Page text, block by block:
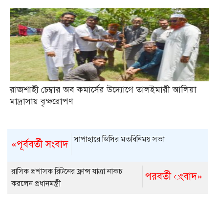
রাজশাহী চেম্বার অব কমার্সের উদ্যোগে তালইমারী আলিয়া
মাদ্রাসায় বৃক্ষরোপণ
«পূর্ববর্তী সংবাদ সাপাহারে ডিসির মতবিনিময় সভা
পরবর্তী ংবাদ»
রাসিক প্রশাসক রিটনের ফ্রান্স যাত্রা নাকচ
করলেন প্রধানমন্ত্রী